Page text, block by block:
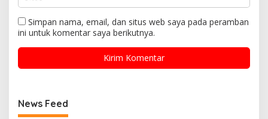
Simpan nama, email, dan situs web saya pada peramban
ini untuk komentar saya berikutnya.
News Feed